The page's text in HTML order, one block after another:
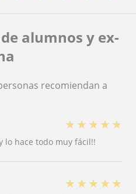
alumnos y ex-
recomiendan a
★ ★ ★ ★ ★
lo hace todo muy fácil!!
★ ★ ★ ★ ★